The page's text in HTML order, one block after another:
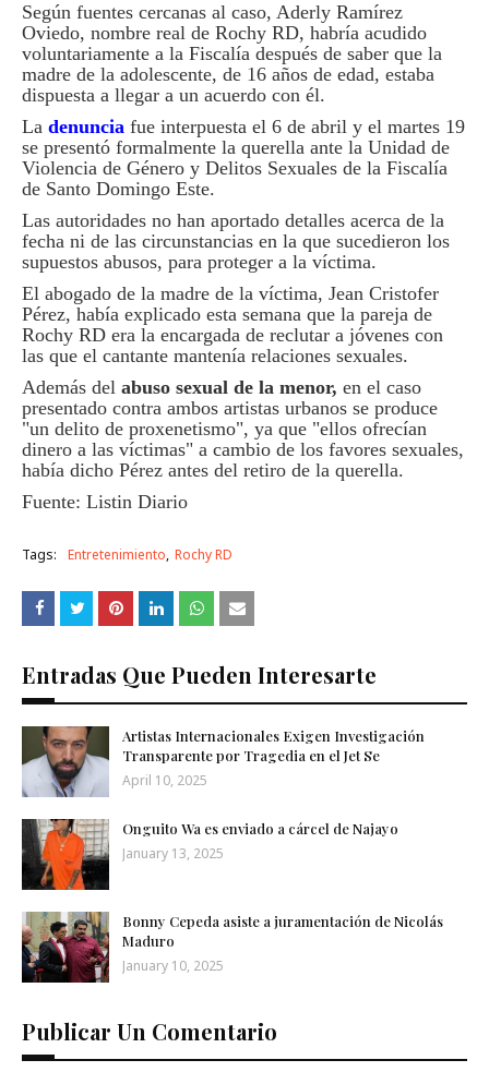
Según fuentes cercanas al caso, Aderly Ramírez
Oviedo, nombre real de Rochy RD, habría acudido
voluntariamente a la Fiscalía después de saber que la
madre de la adolescente, de 16 años de edad, estaba
dispuesta a llegar a un acuerdo con él.
La denuncia fue interpuesta el 6 de abril y el martes 19
se presentó formalmente la querella ante la Unidad de
Violencia de Género y Delitos Sexuales de la Fiscalía
de Santo Domingo Este.
Las autoridades no han aportado detalles acerca de la
fecha ni de las circunstancias en la que sucedieron los
supuestos abusos, para proteger a la víctima.
El abogado de la madre de la víctima, Jean Cristofer
Pérez, había explicado esta semana que la pareja de
Rochy RD era la encargada de reclutar a jóvenes con
las que el cantante mantenía relaciones sexuales.
Además del abuso sexual de la menor, en el caso
presentado contra ambos artistas urbanos se produce
"un delito de proxenetismo", ya que "ellos ofrecían
dinero a las víctimas" a cambio de los favores sexuales,
había dicho Pérez antes del retiro de la querella.
Fuente: Listin Diario
Tags: Entretenimiento Rochy RD
Entradas Que Pueden Interesarte
Artistas Internacionales Exigen Investigación
Transparente por Tragedia en el Jet Se
April 10, 2025
Onguito Wa es enviado a cárcel de Najayo
January 13, 2025
Bonny Cepeda asiste a juramentación de Nicolás
Maduro
January 10, 2025
Publicar Un Comentario